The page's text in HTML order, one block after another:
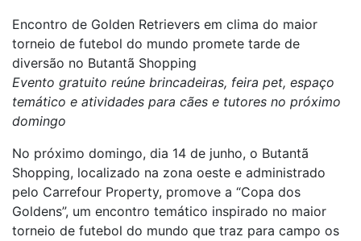
Encontro de Golden Retrievers em clima do maior
torneio de futebol do mundo promete tarde de
diversão no Butantã Shopping
Evento gratuito reúne brincadeiras, feira pet, espaço
temático e atividades para cães e tutores no próximo
domingo
No próximo domingo, dia 14 de junho, o Butantã
Shopping, localizado na zona oeste e administrado
pelo Carrefour Property, promove a “Copa dos
Goldens”, um encontro temático inspirado no maior
torneio de futebol do mundo que traz para campo os